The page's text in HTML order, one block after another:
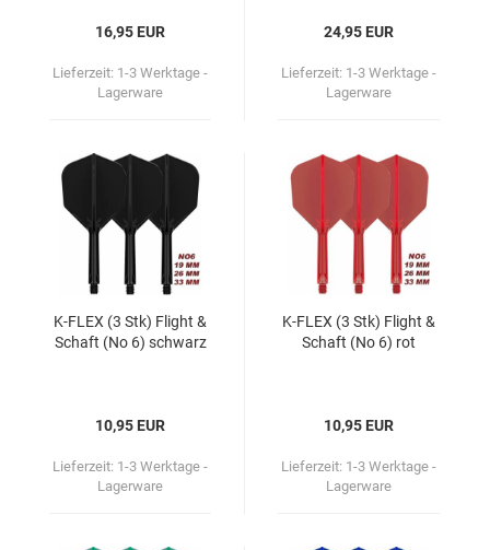
16,95 EUR
Lieferzeit: 1-3 Werktage -
Lagerware
24,95 EUR
Lieferzeit: 1-3 Werktage -
Lagerware
K-​FLEX (3 Stk) Flight &
Schaft (No 6) schwarz
10,95 EUR
Lieferzeit: 1-3 Werktage -
Lagerware
K-​FLEX (3 Stk) Flight &
Schaft (No 6) rot
10,95 EUR
Lieferzeit: 1-3 Werktage -
Lagerware